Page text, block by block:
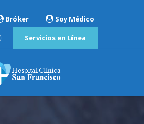
Bróker Soy Médico
Servicios en Línea